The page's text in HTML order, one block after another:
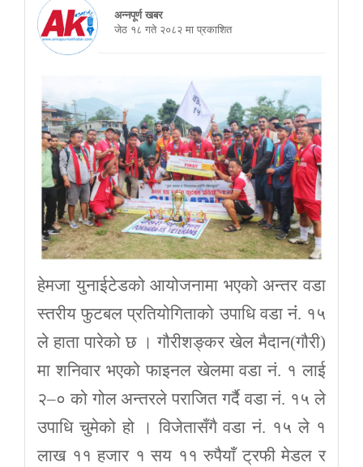
अन्नपूर्ण खबर
जेठ १८ गते २०८२ मा प्रकाशित
हेमजा युनाईटेडको आयोजनामा भएको अन्तर वडा
स्तरीय फुटबल प्रतियोगिताको उपाधि वडा नंं. १५
ले हाता पारेको छ । गौरीशङ्कर खेल मैदान(गौरी)
मा शनिवार भएको फाइनल खेलमा वडा नं. १ लाई
२–० को गोल अन्तरले पराजित गर्दै वडा नं. १५ ले
उपाधि चुमेको हो । विजेतासँगै वडा नं. १५ ले १
लाख ११ हजार १ सय ११ रुपैयाँ ट्रफी मेडल र